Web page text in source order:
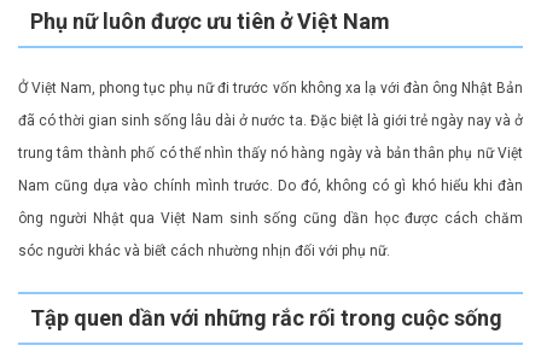
Phụ nữ luôn được ưu tiên ở Việt Nam
Ở Việt Nam, phong tục phụ nữ đi trước vốn không xa lạ với đàn ông Nhật Bản
đã có thời gian sinh sống lâu dài ở nước ta. Đặc biệt là giới trẻ ngày nay và ở
trung tâm thành phố có thể nhìn thấy nó hàng ngày và bản thân phụ nữ Việt
Nam cũng dựa vào chính mình trước. Do đó, không có gì khó hiểu khi đàn
ông người Nhật qua Việt Nam sinh sống cũng dần học được cách chăm
sóc người khác và biết cách nhường nhịn đối với phụ nữ.
Tập quen dần với những rắc rối trong cuộc sống